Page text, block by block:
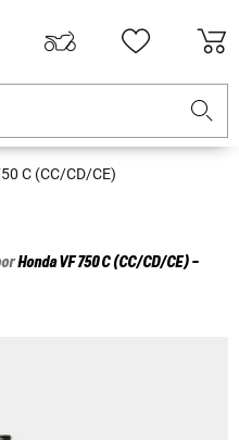
C (CC/CD/CE)
HondaVF 750 C (CC/CD/CE) -